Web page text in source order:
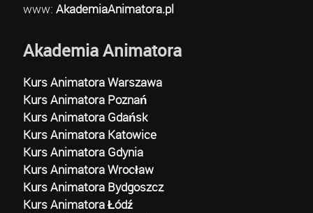
www: AkademiaAnimatora.pl
Akademia Animatora
Kurs Animatora Warszawa
Kurs Animatora Poznań
Kurs Animatora Gdańsk
Kurs Animatora Katowice
Kurs Animatora Gdynia
Kurs Animatora Wrocław
Kurs Animatora Bydgoszcz
Kurs Animatora Łódź